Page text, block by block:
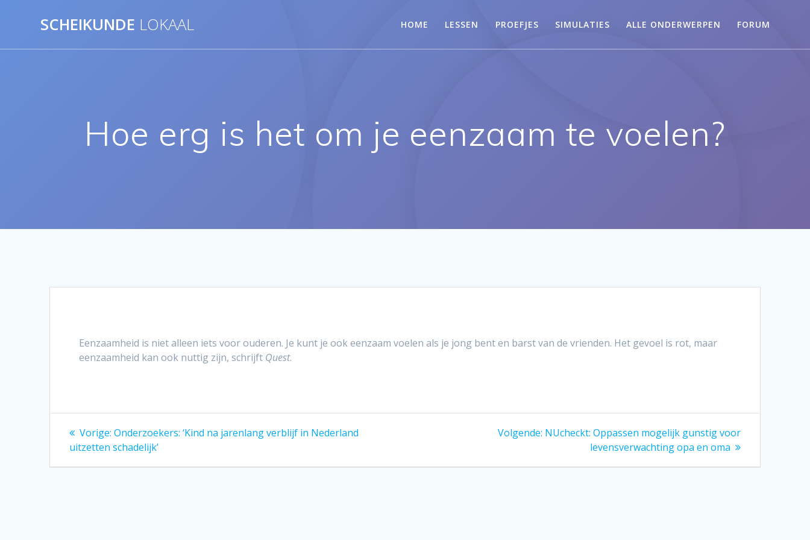
inhoud
SCHEIKUNDE LOKAAL HOME LESSEN PROEFJES SIMULATIES ALLE ONDERWERPEN FORUM
Hoe erg is het om je eenzaam te voelen?
Eenzaamheid is niet alleen iets voor ouderen. Je kunt je ook eenzaam voelen als je jong bent en barst van de vrienden. Het gevoel is rot, maar
eenzaamheid kan ook nuttig zijn, schrijft Quest.
Bericht
navigatie
Vorige: Vorig
bericht:
Onderzoekers: ‘Kind na jarenlang verblijf in Nederland
uitzetten schadelijk’
Volgende: Volgend
NUcheckt: Oppassen mogelijk gunstig voor
levensverwachting opa en oma